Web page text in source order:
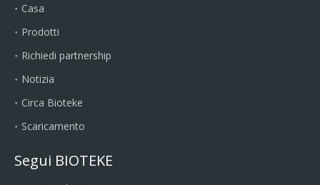
Casa
Prodotti
Richiedi partnership
Notizia
Circa Bioteke
Scaricamento
Segui BIOTEKE